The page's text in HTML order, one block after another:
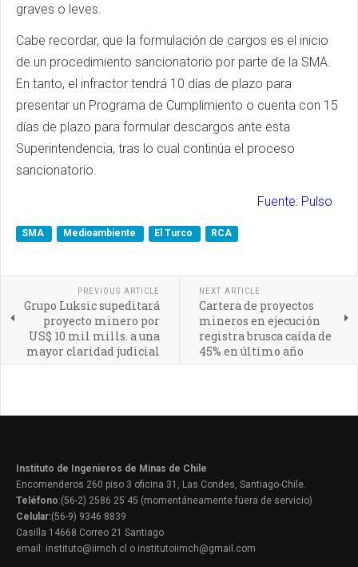
graves o leves.
Cabe recordar, que la formulación de cargos es el inicio
de un procedimiento sancionatorio por parte de la SMA.
En tanto, el infractor tendrá 10 días de plazo para
presentar un Programa de Cumplimiento o cuenta con 15
días de plazo para formular descargos ante esta
Superintendencia, tras lo cual continúa el proceso
sancionatorio.
Fuente: Pulso
SMA Medioambiente El Turco RCA
PREVIOUS ARTICLE
Grupo Luksic supeditará
proyecto minero por
US$ 10 mil mills. a una
mayor claridad judicial
NEXT ARTICLE
Cartera de proyectos
mineros en ejecución
registra brusca caída de
45% en último año
Instituto de Ingenieros de Minas de Chile
Encomenderos 260 piso 3 oficina 31, Las Condes, Santiago-Chile.
Teléfono:(56-2) 2586 25 45 (momentáneamente fuera de servicio)
Celular:(56-9) 9346 8839
Casilla 14668 Correo 21 Santiago
email: instituto@iimch.cl o institutoiimch@gmail.com